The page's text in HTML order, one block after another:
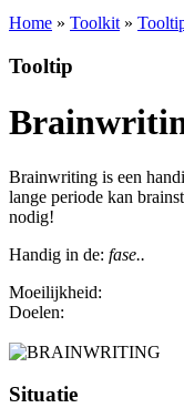
Home » Toolkit »
Tooltip
Brainwriting is een
lange periode kan
nodig!
Handig in de: fase..
Moeilijkheid:
Doelen:
Situatie